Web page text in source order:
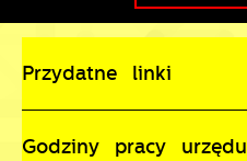
Przydatne linki
Godziny pracy urzędu